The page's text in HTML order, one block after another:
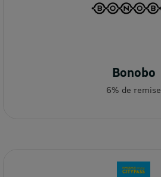
Bonobo
6% de remise